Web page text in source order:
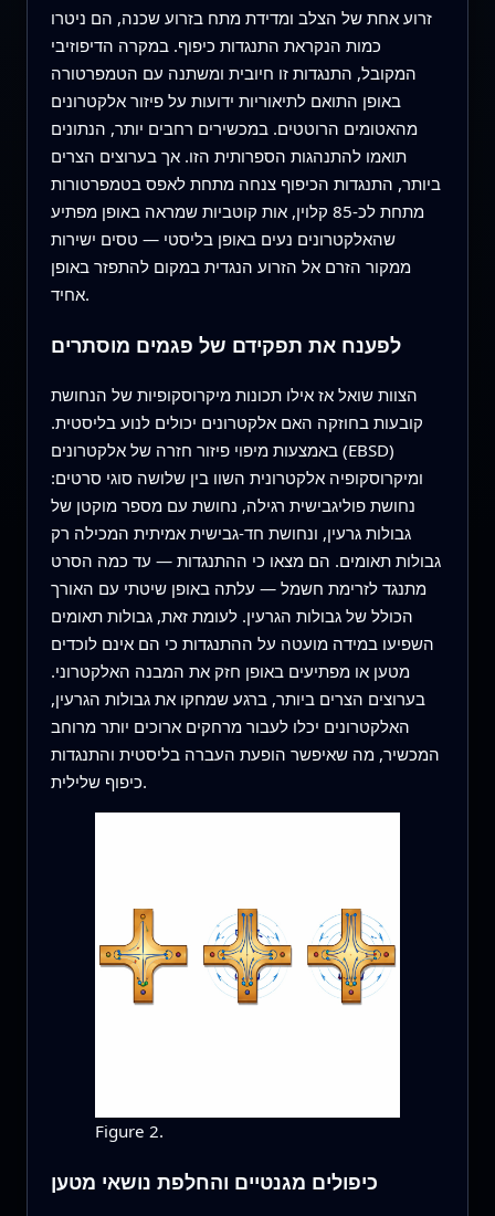
זרוע אחת של הצלב ומדידת מתח בזרוע שכנה, הם ניטרו
כמות הנקראת התנגדות כיפוף. במקרה הדיפוזיבי
המקובל, התנגדות זו חיובית ומשתנה עם הטמפרטורה
באופן התואם לתיאוריות ידועות על פיזור אלקטרונים
מהאטומים הרוטטים. במכשירים רחבים יותר, הנתונים
תואמו להתנהגות הספרותית הזו. אך בערוצים הצרים
ביותר, התנגדות הכיפוף צנחה מתחת לאפס בטמפרטורות
מתחת לכ-85 קלוין, אות קוטביות שמראה באופן מפתיע
שהאלקטרונים נעים באופן בליסטי — טסים ישירות
ממקור הזרם אל הזרוע הנגדית במקום להתפזר באופן
אחיד.
לפענח את תפקידם של פגמים מוסתרים
הצוות שואל אז אילו תכונות מיקרוסקופיות של הנחושת
קובעות בחוזקה האם אלקטרונים יכולים לנוע בליסטית.
באמצעות מיפוי פיזור חזרה של אלקטרונים (EBSD)
ומיקרוסקופיה אלקטרונית השוו בין שלושה סוגי סרטים:
נחושת פוליגבישית רגילה, נחושת עם מספר מוקטן של
גבולות גרעין, ונחושת חד-גבישית אמיתית המכילה רק
גבולות תאומים. הם מצאו כי ההתנגדות — עד כמה הסרט
מתנגד לזרימת חשמל — עלתה באופן שיטתי עם האורך
הכולל של גבולות הגרעין. לעומת זאת, גבולות תאומים
השפיעו במידה מועטה על ההתנגדות כי הם אינם לוכדים
מטען או מפתיעים באופן חזק את המבנה האלקטרוני.
בערוצים הצרים ביותר, ברגע שמחקו את גבולות הגרעין,
האלקטרונים יכלו לעבור מרחקים ארוכים יותר מרוחב
המכשיר, מה שאיפשר הופעת העברה בליסטית והתנגדות
כיפוף שלילית.
Figure 2.
כיפולים מגנטיים והחלפת נושאי מטען